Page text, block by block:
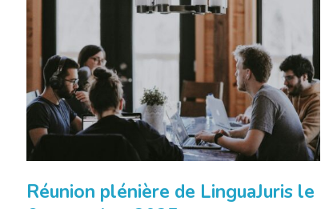
Réunion plénière de LinguaJuris le